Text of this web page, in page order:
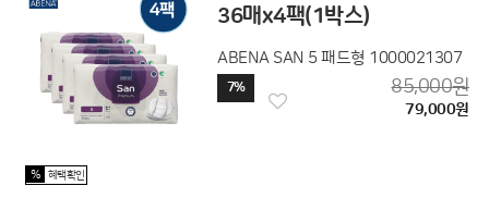
36매x4팩(1박스)
ABENA SAN 5 패드형 1000021307
7% 85,000원
79,000원
% 혜택확인